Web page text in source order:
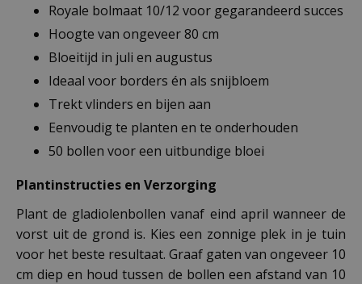
Royale bolmaat 10/12 voor gegarandeerd succes
Hoogte van ongeveer 80 cm
Bloeitijd in juli en augustus
Ideaal voor borders én als snijbloem
Trekt vlinders en bijen aan
Eenvoudig te planten en te onderhouden
50 bollen voor een uitbundige bloei
Plantinstructies en Verzorging
Plant de gladiolenbollen vanaf eind april wanneer de
vorst uit de grond is. Kies een zonnige plek in je tuin
voor het beste resultaat. Graaf gaten van ongeveer 10
cm diep en houd tussen de bollen een afstand van 10